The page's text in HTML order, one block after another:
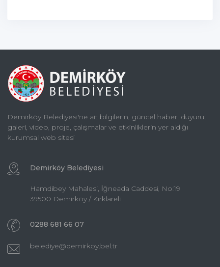
Demirköy Belediyesi'ne ait bilgilerin, güncel haber, duyuru,
galeri, video, proje, çalışmalar ve etkinliklerin yer aldığı
kurumsal web sitesi
Demirköy Belediyesi
Hamdibey Mahalesi, İğneada Caddesi, No:19
39500 Demirköy / Kırklareli
0288 681 66 07
belediye@demirkoy.bel.tr